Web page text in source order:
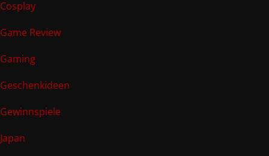
Cosplay
Game Review
Gaming
Geschenkideen
Gewinnspiele
Japan